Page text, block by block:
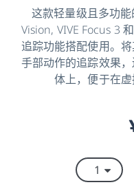
这款轻量级且多功能
Vision, VIVE Focus 3
追踪功能搭配使用。
手部动作的追踪效果
体上，便于在虚